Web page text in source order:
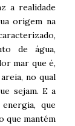
a realidade
origem na
de água,
mar que é,
no qual
sejam. E a
que
que mantém